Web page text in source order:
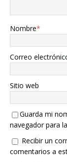
Nombre*
Correo
Sitio web
Guarda mi
navegador para
Recibir un
comentarios a